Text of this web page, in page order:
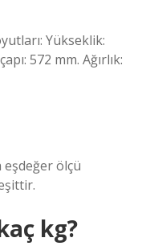
Yükseklik:
572 mm. Ağırlık:
ölçü
kg?